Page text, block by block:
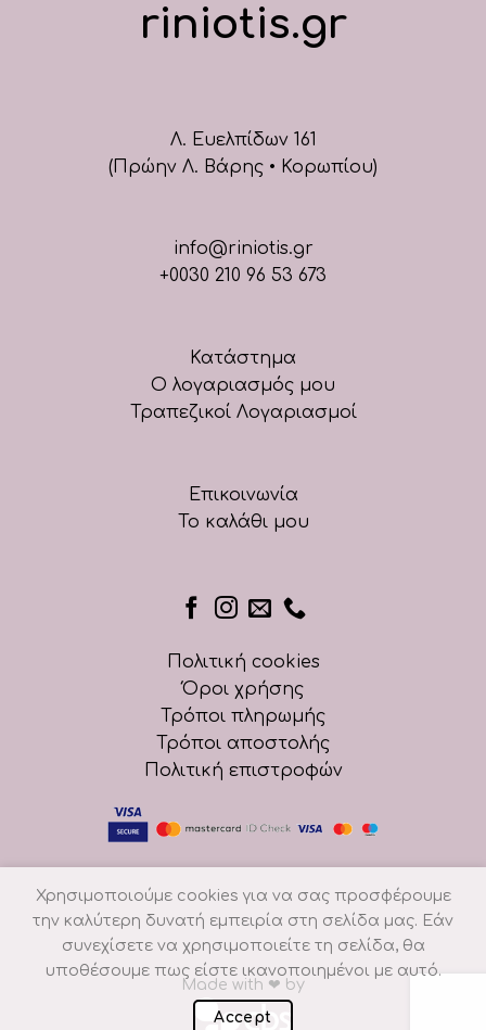
riniotis.gr
Λ. Ευελπίδων 161
(Πρώην Λ. Βάρης • Κορωπίου)
info@riniotis.gr
+0030 210 96 53 673
Κατάστημα
Ο λογαριασμός μου
Τραπεζικοί Λογαριασμοί
Επικοινωνία
Το καλάθι μου
Πολιτική cookies
Όροι χρήσης
Τρόποι πληρωμής
Τρόποι αποστολής
Πολιτική επιστροφών
Made with ❤ by
Χρησιμοποιούμε cookies για να σας προσφέρουμε
την καλύτερη δυνατή εμπειρία στη σελίδα μας. Εάν
συνεχίσετε να χρησιμοποιείτε τη σελίδα, θα
υποθέσουμε πως είστε ικανοποιημένοι με αυτό.
Accept